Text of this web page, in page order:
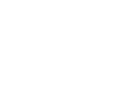
de SIP à la messagerie
SIP définis dans le